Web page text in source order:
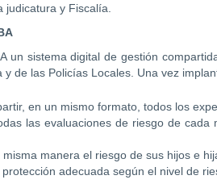
judicatura y Fiscalía.
un sistema digital de gestión
y de las Policías Locales. Una vez
en un mismo formato, todos los
las evaluaciones de riesgo de
manera el riesgo de sus hijos e
adecuada según el nivel de